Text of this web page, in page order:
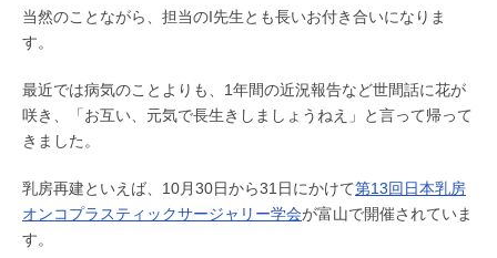
当然のことながら、担当のI先生とも長いお付き合いになりま
す。
最近では病気のことよりも、1年間の近況報告など世間話に花が
咲き、「お互い、元気で長生きしましょうねえ」と言って帰って
きました。
乳房再建といえば、10月30日から31日にかけて第13回日本乳房
オンコプラスティックサージャリー学会が富山で開催されていま
す。